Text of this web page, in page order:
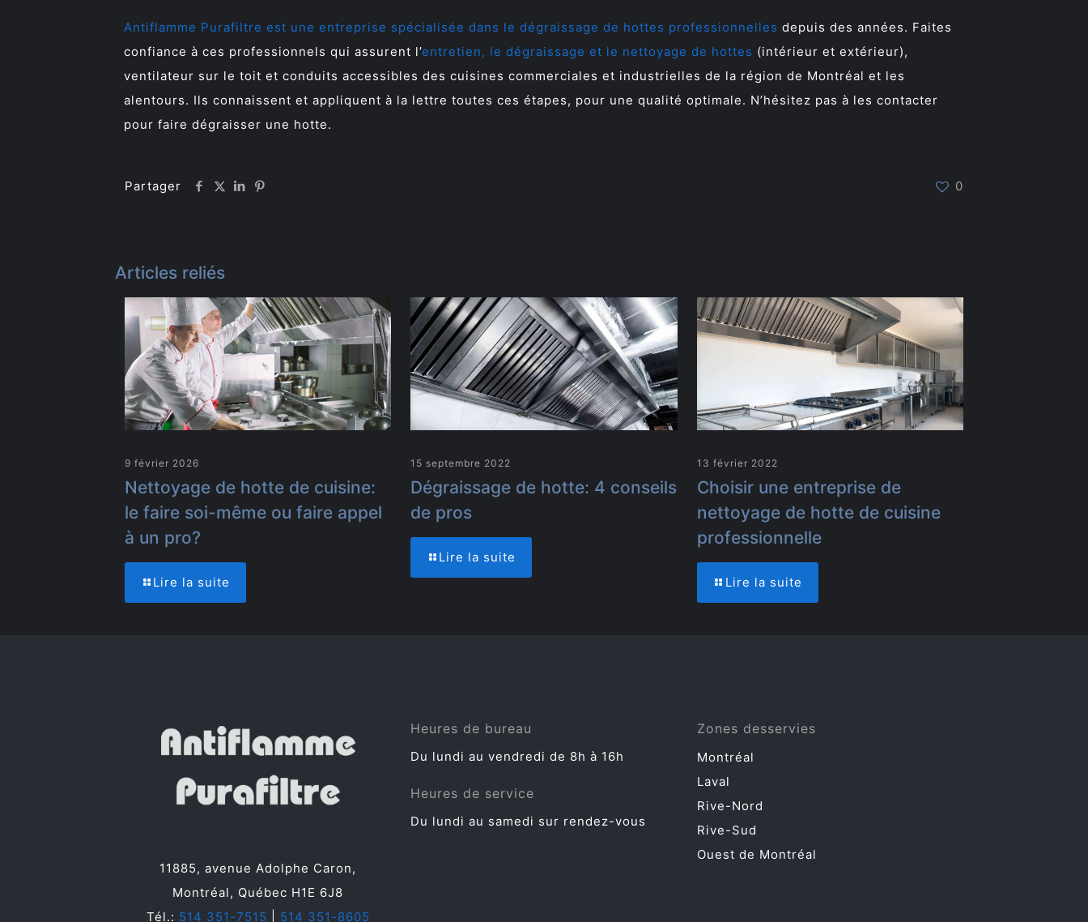
Antiflamme Purafiltre est une entreprise spécialisée dans le dégraissage de hottes professionnelles depuis des années. Faites
confiance à ces professionnels qui assurent l’entretien, le dégraissage et le nettoyage de hottes (intérieur et extérieur),
ventilateur sur le toit et conduits accessibles des cuisines commerciales et industrielles de la région de Montréal et les
alentours. Ils connaissent et appliquent à la lettre toutes ces étapes, pour une qualité optimale. N’hésitez pas à les contacter
pour faire dégraisser une hotte.
Partager 0
Articles reliés
9 février 2026
Nettoyage de hotte de cuisine:
le faire soi-même ou faire appel
à un pro?
Lire la suite
15 septembre 2022
Dégraissage de hotte: 4 conseils
de pros
Lire la suite
13 février 2022
Choisir une entreprise de
nettoyage de hotte de cuisine
professionnelle
Lire la suite
11885, avenue Adolphe Caron,
Montréal, Québec H1E 6J8
Tél.: 514 351-7515 514 351-8605
Heures de bureau
Du lundi au vendredi de 8h à 16h
Heures de service
Du lundi au samedi sur rendez-vous
Zones desservies
Montréal
Laval
Rive-Nord
Rive-Sud
Ouest de Montréal